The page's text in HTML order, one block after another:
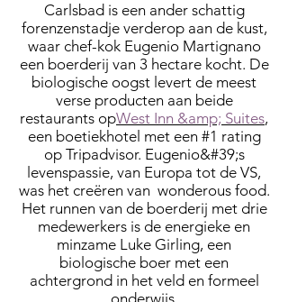
Carlsbad is een ander schattig
forenzenstadje verderop aan de kust,
waar chef-kok Eugenio Martignano
een boerderij van 3 hectare kocht. De
biologische oogst levert de meest
verse producten aan beide
restaurants opWest Inn &amp; Suites,
een boetiekhotel met een #1 rating
op Tripadvisor. Eugenio&#39;s
levenspassie, van Europa tot de VS,
was het creëren van wonderous food.
Het runnen van de boerderij met drie
medewerkers is de energieke en
minzame Luke Girling, een
biologische boer met een
achtergrond in het veld en formeel
onderwijs.